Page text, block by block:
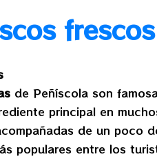
de Peñíscola son
principal en
de un poco
populares entre los